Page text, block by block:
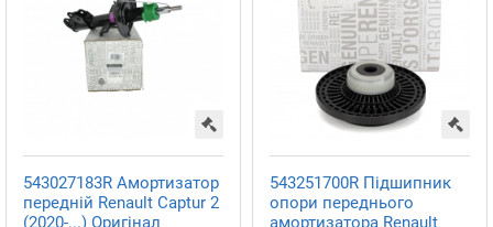
543027183R Амортизатор
передній Renault Captur 2
(2020-...) Оригінал
543251700R Підшипник
опори переднього
амортизатора Renault